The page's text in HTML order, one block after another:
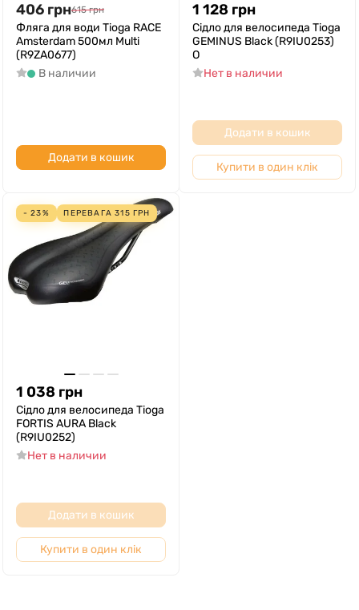
406 грн615 грн
Фляга для води Tioga RACE
Amsterdam 500мл Multi
(R9ZA0677)
В наличии
Додати в кошик
1 128 грн
Сідло для велосипеда Tioga
GEMINUS Black (R9IU0253)
O
Нет в наличии
Додати в кошик
Купити в один клік
- 23% ПЕРЕВАГА315 ГРН
1 038 грн
Сідло для велосипеда Tioga
FORTIS AURA Black
(R9IU0252)
Нет в наличии
Додати в кошик
Купити в один клік